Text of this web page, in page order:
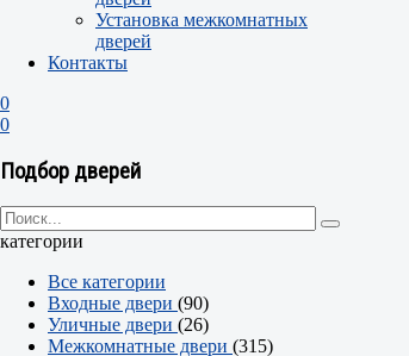
Установка межкомнатных
дверей
Контакты
0
0
Подбор дверей
категории
Все категории
Входные двери (90)
Уличные двери (26)
Межкомнатные двери (315)